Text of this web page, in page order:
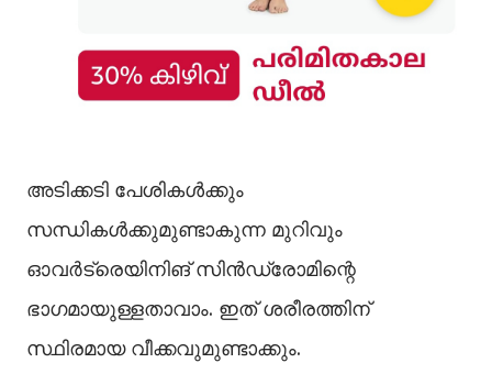
അടിക്കടി പേശികള്‍ക്കും
സന്ധികള്‍ക്കുമുണ്ടാകുന്ന മുറിവും
ഓവർട്രെയിനിങ് സിൻഡ്രോമിന്റെ
ഭാഗമായുള്ളതാവാം. ഇത് ശരീരത്തിന്
സ്ഥിരമായ വീക്കവുമുണ്ടാക്കും.